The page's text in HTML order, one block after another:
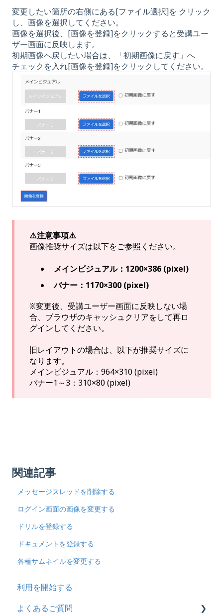
変更したい箇所の右側にある[ファイル選択]を クリック
し、画像を選択してください。
画像を選択後、[画像を登録]をクリックすると受講ユー
ザー画面に反映します。
初期画像へ戻したい場合は、「初期画像に戻す」へ
チェックを入れ[画像を登録]をクリックしてください。
⚠️注意事項⚠️
画像推奨サイズは以下をご参照ください。
メインビジュアル：1200×386 (pixel)
バナー：1170×300 (pixel)
※変更後、受講ユーザー画面に反映しない場
合、ブラウザのキャッシュクリアをして再ロ
グインしてください。
旧レイアウトの場合は、以下が推奨サイズに
なります。
メインビジュアル：964×310 (pixel)
バナー1～3：310×80 (pixel)
関連記事
メッセージスレッドを削除する
ログイン画面の画像を変更する
ドリルを登録する
ドキュメントを登録する
各種サムネイルを変更する
利用を開始する
よくあるご質問